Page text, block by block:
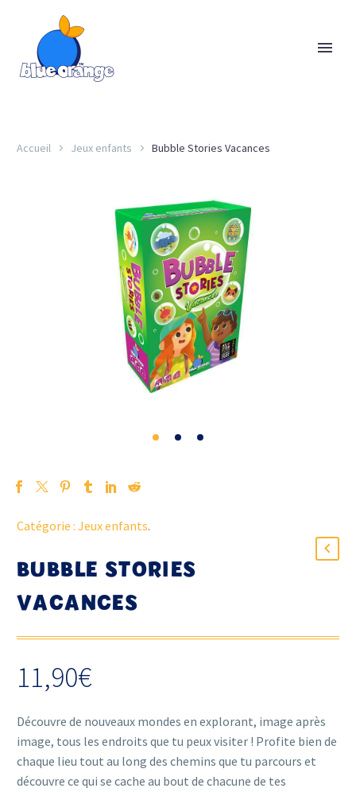
Accueil Jeux enfants Bubble Stories Vacances
Catégorie : Jeux enfants.
BUBBLE STORIES
VACANCES
11,90€
Découvre de nouveaux mondes en explorant, image après
image, tous les endroits que tu peux visiter ! Profite bien de
chaque lieu tout au long des chemins que tu parcours et
découvre ce qui se cache au bout de chacune de tes